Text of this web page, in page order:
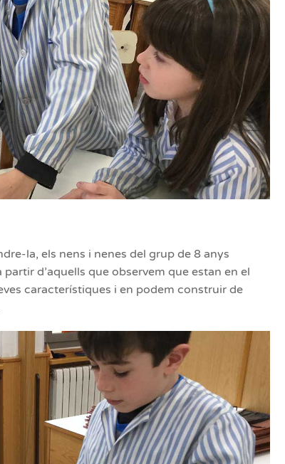
la, els nens i nenes del grup de 8 anys
d’aquells que observem que estan en el
característiques i en podem construir de